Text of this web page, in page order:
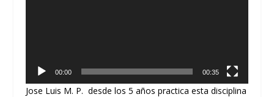
00:00 00:35
Jose Luis M. P. desde los 5 años practica esta disciplina